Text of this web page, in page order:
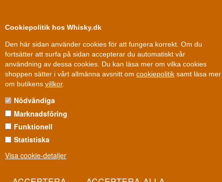
Cookiepolitik hos Whisky.dk
Den här sidan använder cookies för att fungera korrekt. Om du
fortsätter att surfa på sidan accepterar du automatiskt vår
användning av dessa cookies. Du kan läsa mer om vilka cookies
shoppen sätter i vårt allmänna avsnitt om cookiepolitik samt läsa mer
om butikens villkor.
Nödvändiga
Marknadsföring
Funktionell
Statistiska
Visa cookie-detaljer
dkk 100 % Danskägt Ägt och
Whisky»Whiskydestillerier
GLEN SCOTIA WHISKY
Glen Scotia är ett av bara tre kvarvarande destillerier i
Campbeltown, en stad som en gång rymde över trettio destillerier
att smaka en region som vägrade dö.